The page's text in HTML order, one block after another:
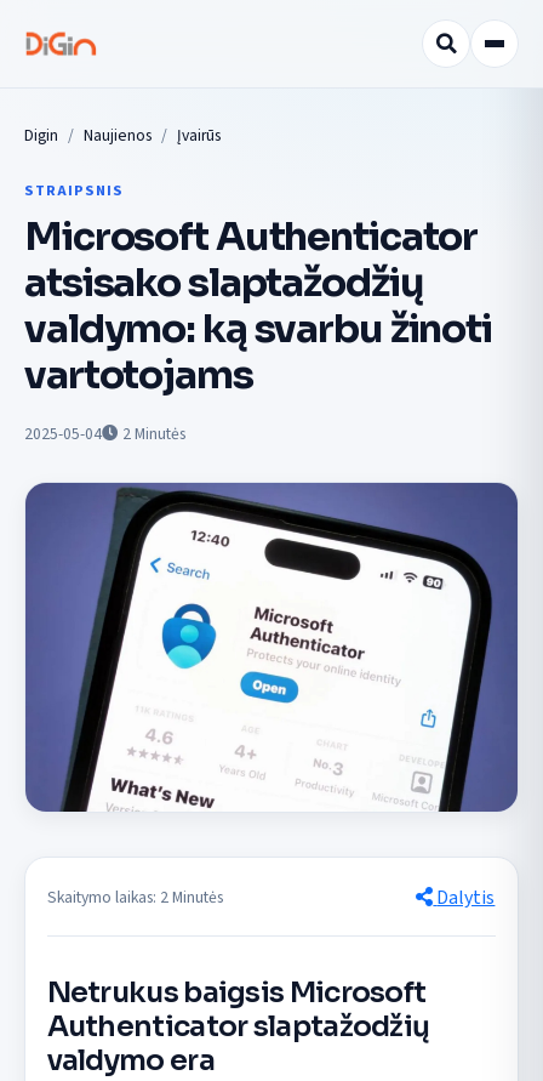
Digin Naujienos Įvairūs
STRAIPSNIS
Microsoft Authenticator
atsisako slaptažodžių
valdymo: ką svarbu žinoti
vartotojams
2025-05-04 2Minutės
Skaitymo laikas: 2 Minutės Dalytis
Netrukus baigsis Microsoft
Authenticator slaptažodžių
valdymo era